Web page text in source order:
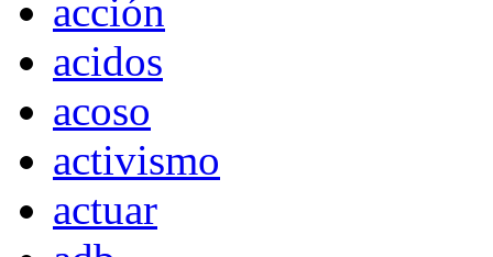
acción
acidos
acoso
activismo
actuar